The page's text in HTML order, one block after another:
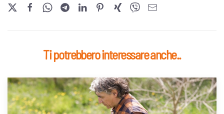
Ti potrebbero interessare anche..